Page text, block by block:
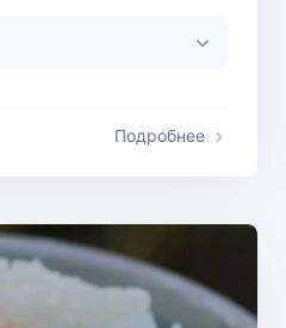
Подробнее